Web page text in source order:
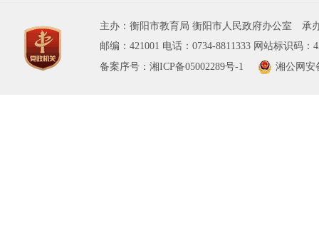
主办：衡阳市教育局 衡阳市人民政府办公室 承
邮编：421001 电话：0734-8811333 网站标识码：
备案序号：湘ICP备05002289号-1
湘公网安